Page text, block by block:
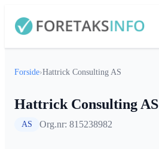
Forside›Hattrick Consulting AS
Hattrick Consulting AS
AS Org.nr: 815238982